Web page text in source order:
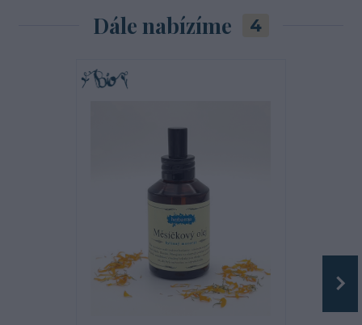
Dále nabízíme 4